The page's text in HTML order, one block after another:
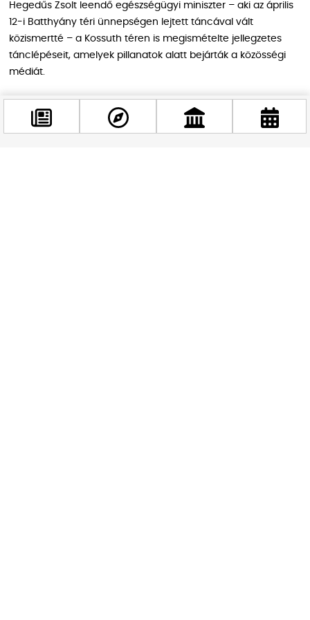
Hegedűs Zsolt leendő egészségügyi miniszter – aki az április
12-i Batthyány téri ünnepségen lejtett táncával vált
közismertté – a Kossuth téren is megismételte jellegzetes
tánclépéseit, amelyek pillanatok alatt bejárták a közösségi
médiát.